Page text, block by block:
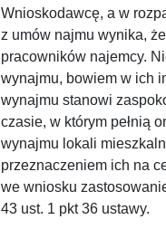
Wnioskodawcę, a w
z umów najmu wynika,
pracowników najemcy.
wynajmu, bowiem w ich
wynajmu stanowi
czasie, w którym pełnią
wynajmu lokali
przeznaczeniem ich na
we wniosku
43 ust. 1 pkt 36 ustawy.